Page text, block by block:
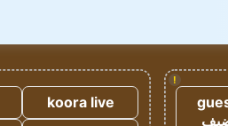
!
koora live